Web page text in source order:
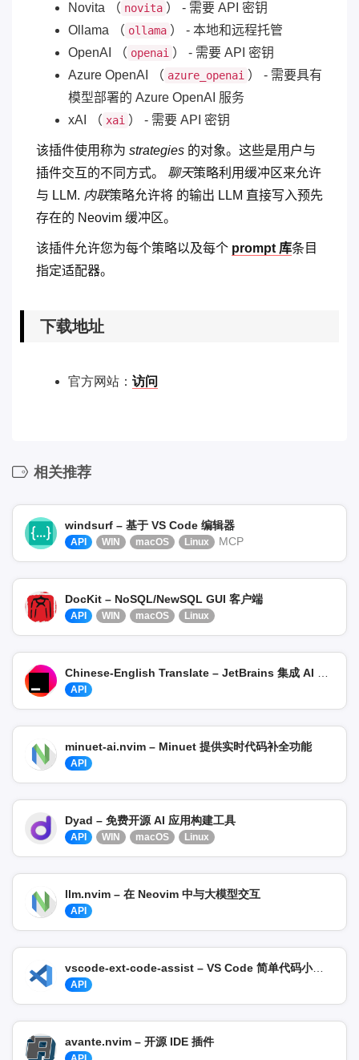
Novita （ novita ） - 需要 API 密钥
Ollama （ ollama ） - 本地和远程托管
OpenAI （ openai ） - 需要 API 密钥
Azure OpenAI （ azure_openai ） - 需要具有
模型部署的 Azure OpenAI 服务
xAI （ xai ） - 需要 API 密钥
该插件使用称为 strategies 的对象。这些是用户与
插件交互的不同方式。
聊天策略利用缓冲区来允许
与 LLM. 内联策略允许将 的输出 LLM 直接写入预先
存在的 Neovim 缓冲区。
该插件允许您为每个策略以及每个 prompt 库条目
指定适配器。
下载地址
官方网站： 访问
相关推荐
windsurf – 基于 VS Code 编辑器
API WIN macOS Linux MCP
DocKit – NoSQL/NewSQL GUI 客户端
API WIN macOS Linux
API
minuet-ai.nvim – Minuet 提供实时代码补全功能
API
Dyad – 免费开源 AI 应用构建工具
API WIN macOS Linux
llm.nvim – 在 Neovim 中与大模型交互
API
vscode-ext-code-assist – VS Code 简单代码小助手
API
avante.nvim – 开源 IDE 插件